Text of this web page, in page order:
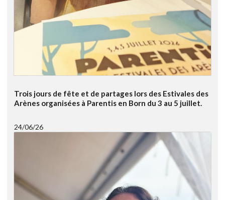
Trois jours de fête et de partages lors des Estivales des
Arènes organisées à Parentis en Born du 3 au 5 juillet.
24/06/26